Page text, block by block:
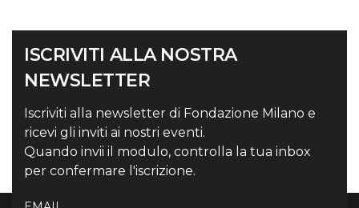
ISCRIVITI ALLA NOSTRA
NEWSLETTER
Iscriviti alla newsletter di Fondazione Milano e
ricevi gli inviti ai nostri eventi.
Quando invii il modulo, controlla la tua inbox
per confermare l'iscrizione.